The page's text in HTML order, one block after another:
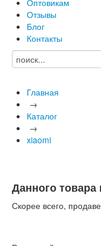
Отзывы
Блог
Контакты
Главная
→
Каталог
→
xiaomi
Данного
Скорее всего,